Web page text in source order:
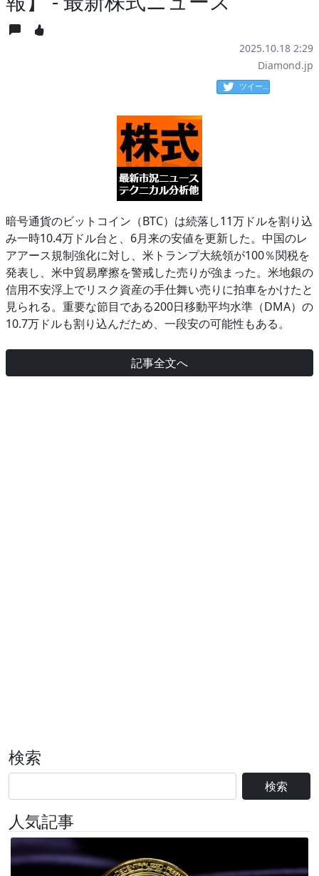
2025.10.18 2:29
Diamond.jp
ツイート
暗号通貨のビットコイン（BTC）は続落し11万ドルを割り込
み一時10.4万ドル台と、6月来の安値を更新した。中国のレ
アアース規制強化に対し、米トランプ大統領が100％関税を
発表し、米中貿易摩擦を警戒した売りが強まった。米地銀の
信用不安浮上でリスク資産の手仕舞い売りに拍車をかけたと
見られる。重要な節目である200日移動平均水準（DMA）の
10.7万ドルも割り込んだため、一段安の可能性もある。
記事全文へ
検索
検索
人気記事